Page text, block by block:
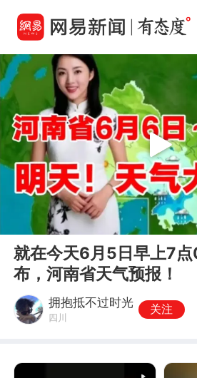
00:00
Play
就在今天6月5日早上7
布，河南省天气预报！
拥抱抵不过时光
四川
关注